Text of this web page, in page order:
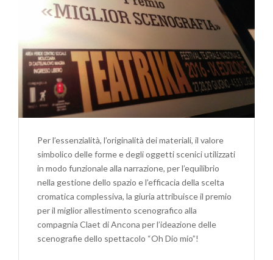
AL
“TEATRIKA”
CASTELNUOVO
MAGRA
(SP)
(OH
DIO
MIO!)
Per l’essenzialità, l’originalità dei materiali, il valore
simbolico delle forme e degli oggetti scenici utilizzati
in modo funzionale alla narrazione, per l’equilibrio
nella gestione dello spazio e l’efficacia della scelta
cromatica complessiva, la giuria attribuisce il premio
per il miglior allestimento scenografico alla
compagnia Claet di Ancona per l’ideazione delle
scenografie dello spettacolo “Oh Dio mio”!